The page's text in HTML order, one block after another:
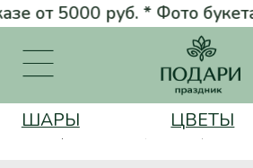
от 5000 руб. * Фото букета перед
ЦВЕТЫ